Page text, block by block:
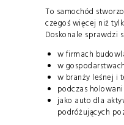
To samochód
czegoś więcej niż
Doskonale sprawdzi
w firmach
w
w branży leśnej i
podczas
jako auto dla
podróżujących